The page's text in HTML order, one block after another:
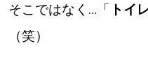
そこではなく…「 トイ
（笑）